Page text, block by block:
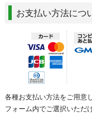
お支払い方法につ
各種お支払い方法をご用意
フォーム内でご選択いただ